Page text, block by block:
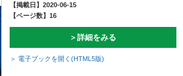
【掲載日】2020-06-15
【ページ数】16
＞詳細をみる
＞ 電子ブックを開く(HTML5版)